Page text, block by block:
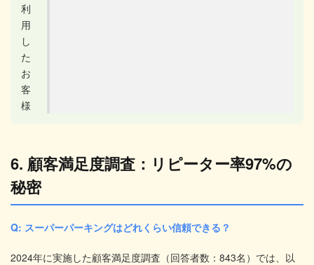
6. 顧客満足度調査：リピーター率97%の
秘密
Q: スーパーパーキングはどれくらい信頼できる？
2024年に実施した顧客満足度調査（回答者数：843名）では、以